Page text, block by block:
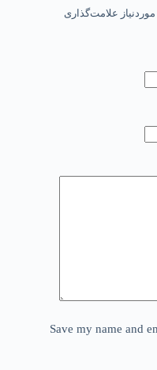
علامت‌گذاری
Save my name and